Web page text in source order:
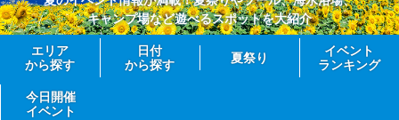
キャンプ場など遊べるスポットを大紹介
エリア
から探す
日付
から探す
夏祭り
イベント
ランキング
今日開催
イベント